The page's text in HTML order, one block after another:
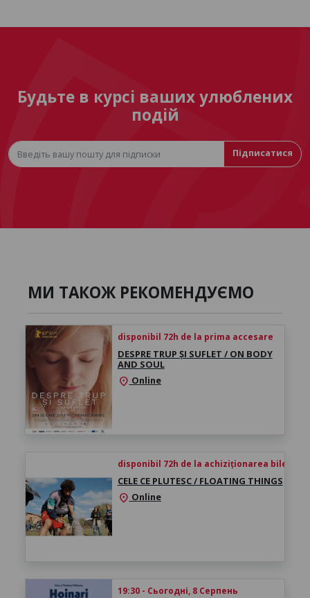
Будьте в курсі ваших улюблених
подій
Підписатися
МИ ТАКОЖ РЕКОМЕНДУЄМО
disponibil 72h de la prima accesare
DESPRE TRUP ȘI SUFLET / ON BODY
AND SOUL
location_on Online
disponibil 72h de la achiziționarea biletului
CELE CE PLUTESC / FLOATING THINGS
location_on Online
19:30 - Сьогодні, 8 Серпень